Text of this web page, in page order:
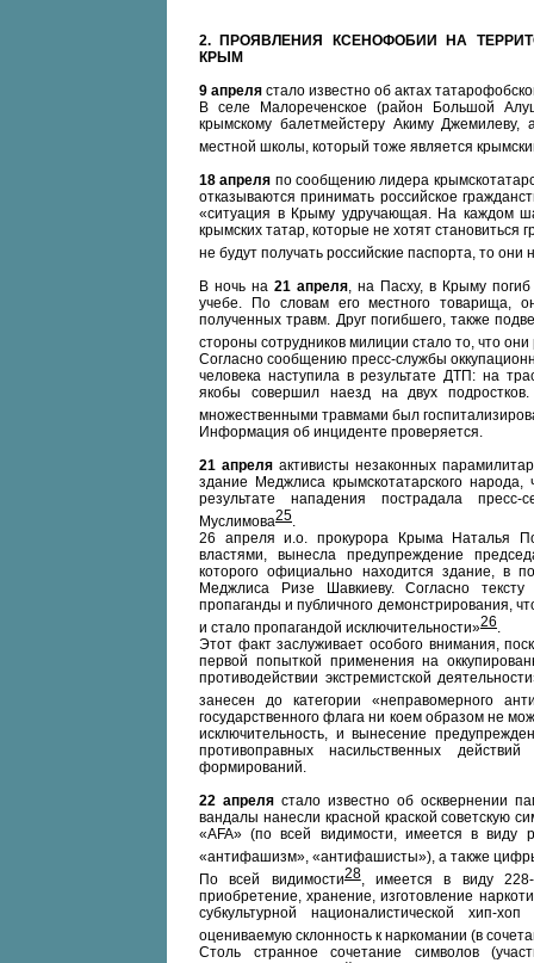
2.
ПРОЯВЛЕНИЯ КСЕНОФОБИИ НА
КРЫМ
9 апреля стало известно об актах
В селе Малореченское (район Большой
крымскому балетмейстеру Акиму Джемилеву,
местной школы, который тоже является
18 апреля по сообщению лидера
отказываются принимать российское
«ситуация в Крыму удручающая. На каждом
крымских татар, которые не хотят становиться
не будут получать российские паспорта, то они
В ночь на 21 апреля, на Пасху, в Крыму
учебе. По словам его местного товарища,
полученных травм. Друг погибшего, также
стороны сотрудников милиции стало то, что
Согласно сообщению пресс-службы
человека наступила в результате ДТП: на
якобы совершил наезд на двух
множественными травмами был
Информация об инциденте проверяется.
21 апреля активисты незаконных
здание Меджлиса крымскотатарского
результате нападения пострадала пресс-
Муслимова25.
26 апреля и.о. прокурора Крыма Наталья
властями, вынесла предупреждение
которого официально находится здание, в
Меджлиса Ризе Шавкиеву. Согласно
пропаганды и публичного демонстрирования,
и стало пропагандой исключительности»26.
Этот факт заслуживает особого внимания,
первой попыткой применения на
противодействии экстремистской
занесен до категории «неправомерного
государственного флага ни коем образом не
исключительность, и вынесение
противоправных насильственных
формирований.
22 апреля стало известно об осквернении
вандалы нанесли красной краской советскую
«AFA» (по всей видимости, имеется в виду
«антифашизм», «антифашисты»), а также
По всей видимости28, имеется в виду 228-я
приобретение, хранение, изготовление
субкультурной националистической хип-
оцениваемую склонность к наркомании (в
Столь странное сочетание символов